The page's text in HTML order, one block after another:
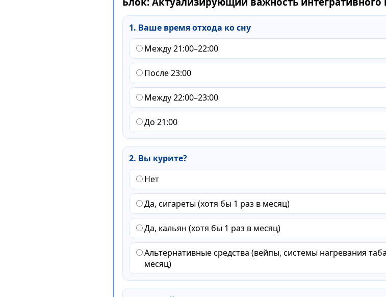
1. Ваше время отхода ко сну
Между 21:00–22:00
После 23:00
Между 22:00–23:00
До 21:00
2. Вы курите?
Нет
Да, сигареты (хотя бы 1 раз в месяц)
Да, кальян (хотя бы 1 раз в месяц)
Альтернативные средства (вейпы, системы нагревания
месяц)